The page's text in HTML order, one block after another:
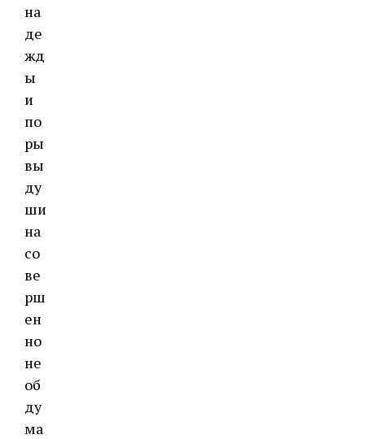
на
де
жд
ы
и
по
ры
вы
ду
ши
на
со
ве
рш
ен
но
не
об
ду
ма